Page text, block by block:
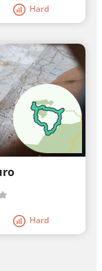
Hard
Hard